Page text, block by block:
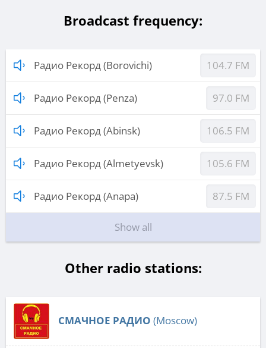
Broadcast frequency:
Радио Рекорд (Borovichi) 104.7 FM
Радио Рекорд (Penza) 97.0 FM
Радио Рекорд (Abinsk) 106.5 FM
Радио Рекорд (Almetyevsk) 105.6 FM
Радио Рекорд (Anapa) 87.5 FM
Show all
Other radio stations:
СМАЧНОЕ РАДИО (Moscow)